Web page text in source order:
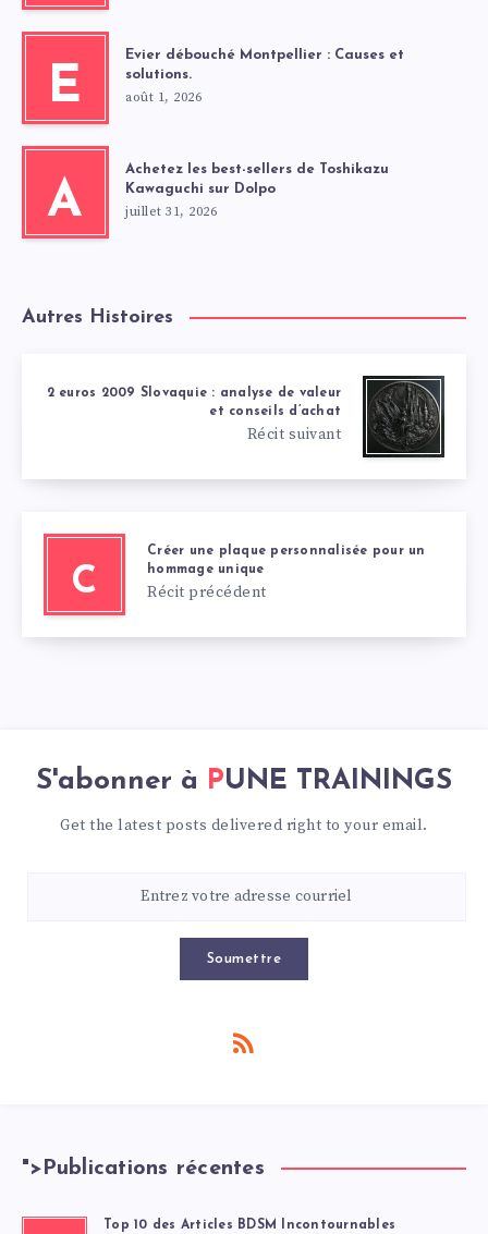
E
Evier débouché Montpellier : Causes et
solutions.
août 1, 2026
A
Achetez les best-sellers de Toshikazu
Kawaguchi sur Dolpo
juillet 31, 2026
Autres Histoires
2 euros 2009 Slovaquie : analyse de valeur
et conseils d’achat
Récit suivant
C
Créer une plaque personnalisée pour un
hommage unique
Récit précédent
S'abonner à PUNE TRAININGS
Get the latest posts delivered right to your email.
Soumettre
"> Publications récentes
Top 10 des Articles BDSM Incontournables